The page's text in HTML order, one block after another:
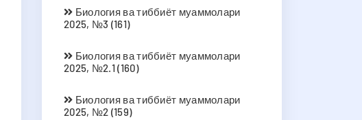
Биология ва тиббиёт муаммолари
2025, №3 (161)
Биология ва тиббиёт муаммолари
2025, №2.1 (160)
Биология ва тиббиёт муаммолари
2025, №2 (159)